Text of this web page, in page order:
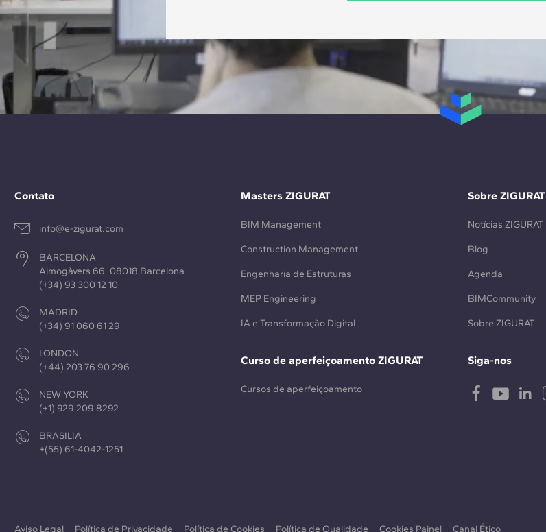
Contato
info@e-zigurat.com
BARCELONA
Almogàvers 66. 08018 Barcelona
(+34) 93 300 12 10
MADRID
(+34) 91 060 61 29
LONDON
(+44) 203 76 90 296
NEW YORK
(+1) 929 209 8292
BRASILIA
+(55) 61-4042-1251
Masters ZIGURAT
BIM Management
Construction Management
Engenharia de Estruturas
MEP Engineering
IA e Transformação Digital
Curso de aperfeiçoamento ZIGURAT
Cursos de aperfeiçoamento
Sobre ZIGURAT
Notícias ZIGURAT
Blog
Agenda
BIMCommunity
Sobre ZIGURAT
Siga-nos
Aviso Legal Política de Privacidade Política de Cookies Política de Qualidade Cookies Painel Canal Ético